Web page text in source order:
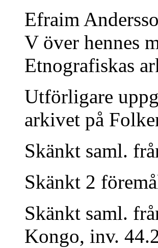
Efraim
V över hennes
Etnografiskas
Utförligare
arkivet på
Skänkt saml.
Skänkt 2
Skänkt saml.
Kongo, inv.